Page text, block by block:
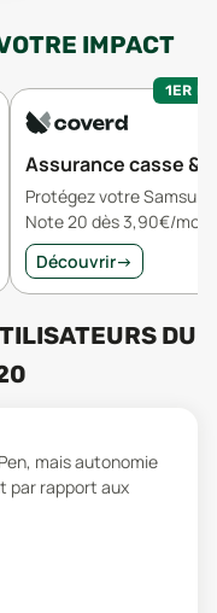
IMPACT
1ER
Assurance casse &
Protégez votre
Note 20 dès 3,90€/mois
Découvrir→
DU
mais autonomie
par rapport aux